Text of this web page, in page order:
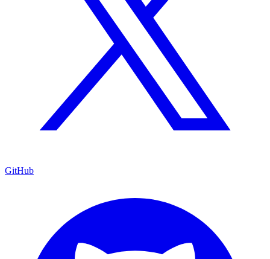
GitHub